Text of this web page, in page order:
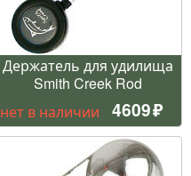
Держатель для удилища
Smith Creek Rod
нет в наличии
4609